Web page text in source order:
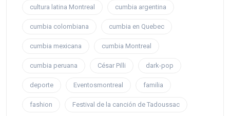
cultura latina Montreal cumbia argentina
cumbia colombiana cumbia en Quebec
cumbia mexicana cumbia Montreal
cumbia peruana César Pilli dark-pop
deporte Eventosmontreal familia
fashion Festival de la canción de Tadoussac